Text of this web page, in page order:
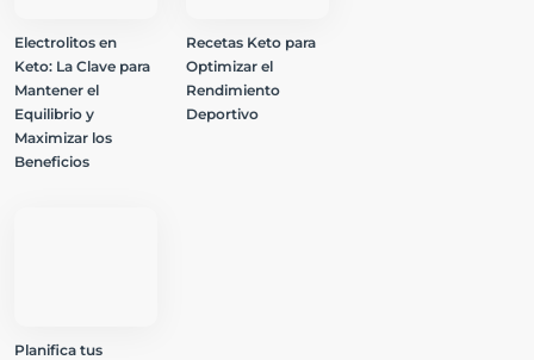
Electrolitos en
Keto: La Clave para
Mantener el
Equilibrio y
Maximizar los
Beneficios
Recetas Keto para
Optimizar el
Rendimiento
Deportivo
Planifica tus